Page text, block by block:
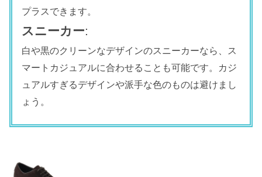
プラスできます。
スニーカー:
白や黒のクリーンなデザインのスニーカーなら、ス
マートカジュアルに合わせることも可能です。カジ
ュアルすぎるデザインや派手な色のものは避けまし
ょう。